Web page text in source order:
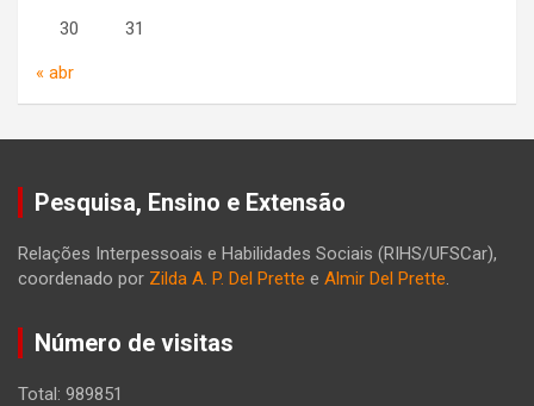
30 31
« abr
Pesquisa, Ensino e Extensão
Relações Interpessoais e Habilidades Sociais (RIHS/UFSCar),
coordenado por Zilda A. P. Del Prette e Almir Del Prette.
Número de visitas
Total: 989851